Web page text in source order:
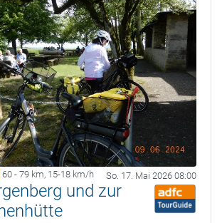
60 - 79 km, 15-18 km/h So. 17. Mai 2026 08:00
und zur